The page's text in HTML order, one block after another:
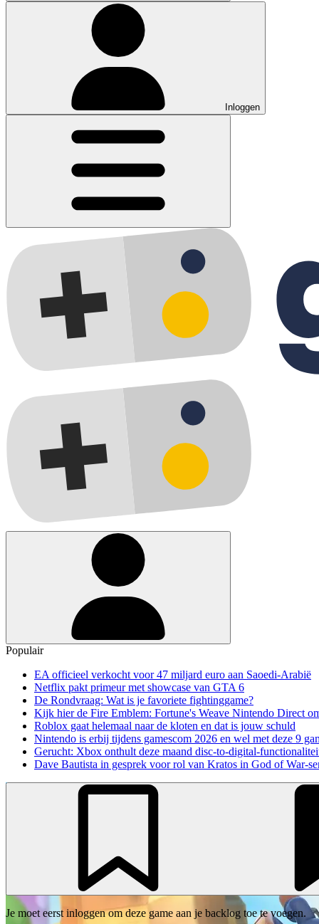
Inloggen
Populair
EA officieel verkocht voor 47 miljard euro aan Saoedi-Arabië
Netflix pakt primeur met showcase van GTA 6
De Rondvraag: Wat is je favoriete fightinggame?
Kijk hier de Fire Emblem: Fortune's Weave Nintendo Direct
Roblox gaat helemaal naar de kloten en dat is jouw schuld
Nintendo is erbij tijdens gamescom 2026 en wel met deze 9
Gerucht: Xbox onthult deze maand disc-to-digital-
Dave Bautista in gesprek voor rol van Kratos in God of War-
Je moet eerst inloggen om deze game aan je backlog toe te voegen.